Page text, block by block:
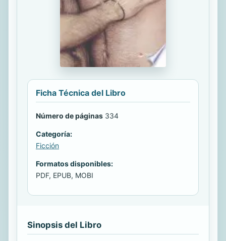
Ficha Técnica del Libro
Número de páginas 334
Categoría:
Ficción
Formatos disponibles:
PDF, EPUB, MOBI
Sinopsis del Libro